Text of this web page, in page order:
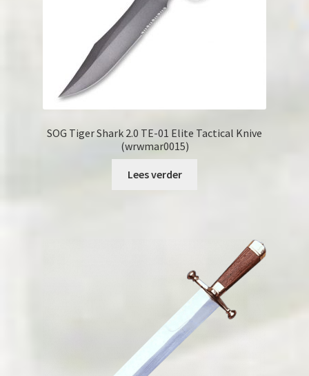
SOG Tiger Shark 2.0 TE-01 Elite Tactical Knive
(wrwmar0015)
Lees verder